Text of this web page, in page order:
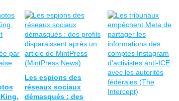
Les espions des
réseaux sociaux
démasqués : des